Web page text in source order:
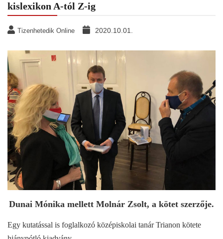
kislexikon A-tól Z-ig
Tizenhetedik Online 2020.10.01.
Dunai Mónika mellett Molnár Zsolt, a kötet szerzője.
Egy kutatással is foglalkozó középiskolai tanár Trianon kötete